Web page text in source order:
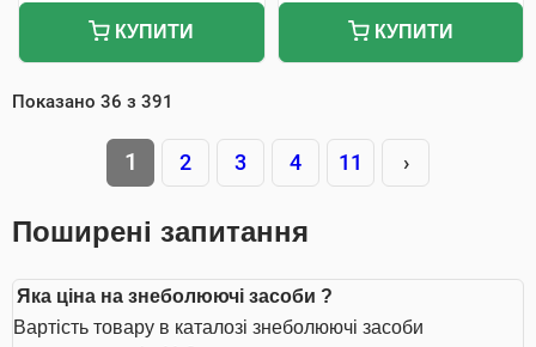
КУПИТИ КУПИТИ
Показано 36 з 391
1 2 3 4 11 ›
Поширені запитання
Яка ціна на знеболюючі засоби ?
Вартість товару в каталозі знеболюючі засоби